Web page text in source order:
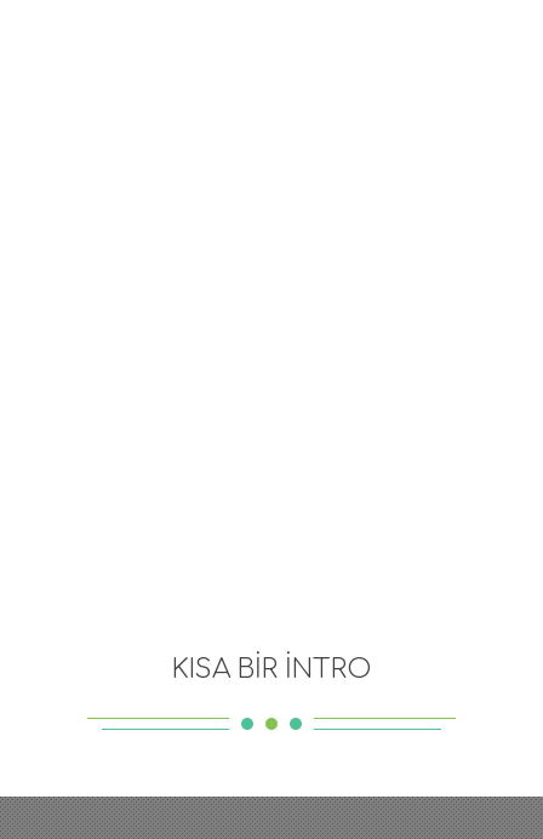
KISA BİR İNTRO